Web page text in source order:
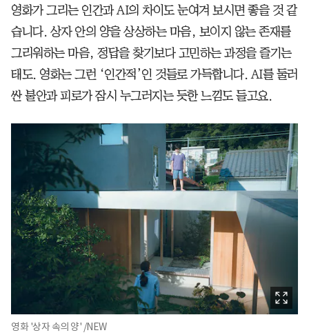
영화가 그리는 인간과 AI의 차이도 눈여겨 보시면 좋을 것 같
습니다. 상자 안의 양을 상상하는 마음, 보이지 않는 존재를
그리워하는 마음, 정답을 찾기보다 고민하는 과정을 즐기는
태도. 영화는 그런 ‘인간적’인 것들로 가득합니다. AI를 둘러
싼 불안과 피로가 잠시 누그러지는 듯한 느낌도 들고요.
영화 '상자 속의 양' /NEW